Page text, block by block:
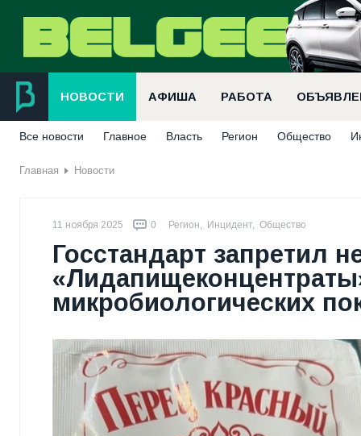
НОВОСТИ АФИША РАБОТА
Все новости Главное Власть Регион Общество
Главная Новости
11 ноября 2025 0 Регион, Инцидент, Общество
Госстандарт запретил
микробиологических